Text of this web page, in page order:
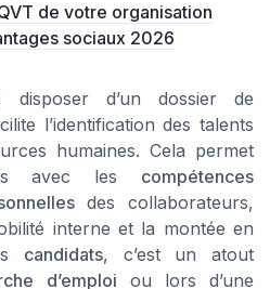
de votre organisation
sociaux 2026
disposer d’un dossier de
l’identification des talents
humaines. Cela permet
avec les compétences
des collaborateurs,
interne et la montée en
candidats, c’est un atout
d’emploi ou lors d’une